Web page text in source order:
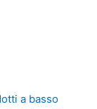
a basso